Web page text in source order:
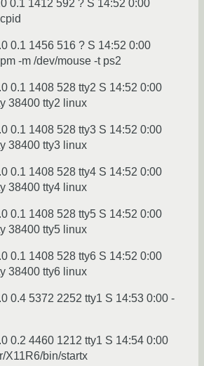
0.1 1412 592 ? S 14:52 0:00
0.1 1456 516 ? S 14:52 0:00
-m /dev/mouse -t ps2
0.1 1408 528 tty2 S 14:52 0:00
38400 tty2 linux
0.1 1408 528 tty3 S 14:52 0:00
38400 tty3 linux
0.1 1408 528 tty4 S 14:52 0:00
38400 tty4 linux
0.1 1408 528 tty5 S 14:52 0:00
38400 tty5 linux
0.1 1408 528 tty6 S 14:52 0:00
38400 tty6 linux
0.4 5372 2252 tty1 S 14:53 0:00 -
0.2 4460 1212 tty1 S 14:54 0:00
X11R6/bin/startx